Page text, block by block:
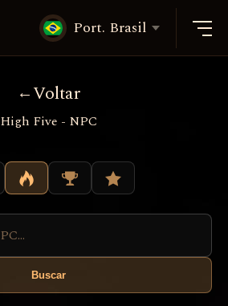
Port. Brasil
Voltar
High Five - NPC
Buscar